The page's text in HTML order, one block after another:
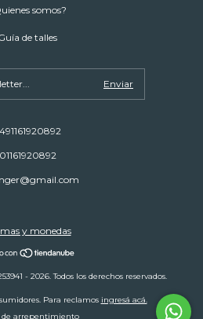
somos?
de talles
01161920892
y monedas
- 2026. Todos los derechos reservados.
Para reclamos ingresá acá.
de arrepentimiento